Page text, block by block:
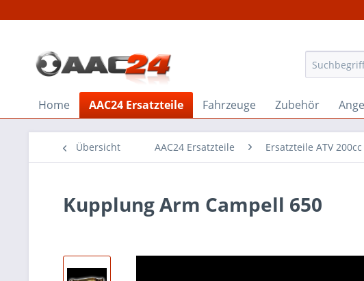
Home AAC24 Ersatzteile Fahrzeuge Zubehör
Übersicht AAC24 Ersatzteile Ersatzteile ATV
Kupplung Arm Campell 650